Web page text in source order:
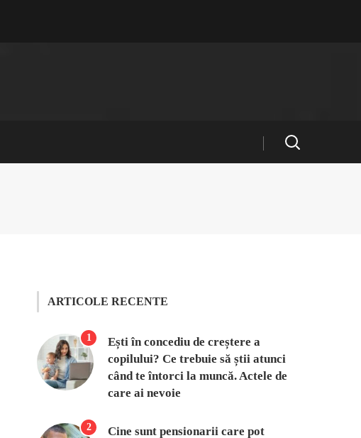
ARTICOLE RECENTE
1
Ești în concediu de creștere a
copilului? Ce trebuie să știi atunci
când te întorci la muncă. Actele de
care ai nevoie
2
Cine sunt pensionarii care pot